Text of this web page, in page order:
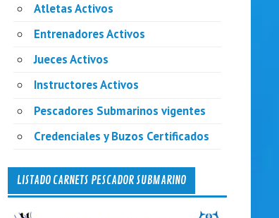
Atletas Activos
Entrenadores Activos
Jueces Activos
Instructores Activos
Pescadores Submarinos vigentes
Credenciales y Buzos Certificados
LISTADO CARNETS PESCADOR SUBMARINO